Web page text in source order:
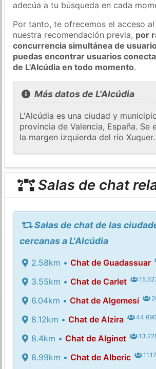
adecúa a tu búsqueda en cada
Por tanto, te ofrecemos el acceso
nuestra recomendación previa, por
concurrencia simultánea de
puedas encontrar usuarios
de L'Alcúdia en todo momento.
Más datos de L'Alcúdia
L'Alcúdia es una ciudad y
provincia de Valencia, España. Se
la margen izquierda del río Xuquer.
Salas de chat
Salas de chat de las
cercanas a L'Alcúdia
2.58km • Chat de Guadassuar
3.55km • Chat de Carlet
6.04km • Chat de Algemesí
8.12km • Chat de Alzira
8.4km • Chat de Alginet
8.99km • Chat de Alberic